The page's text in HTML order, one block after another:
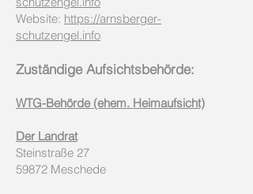
Website: https://arnsberger-
schutzengel.info
Zuständige Aufsichtsbehörde:
WTG-Behörde (ehem. Heimaufsicht)
Der Landrat
Steinstraße 27
59872 Meschede